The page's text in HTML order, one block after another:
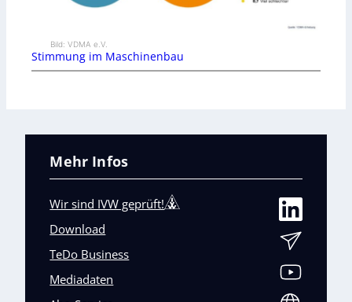
Bild: VDMA e.V.
Stimmung im Maschinenbau
Mehr Infos
Wir sind IVW geprüft!
Download
TeDo Business
Mediadaten